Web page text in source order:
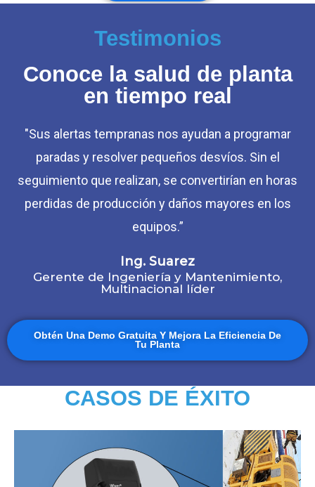
Testimonios
Conoce la salud de planta
en tiempo real
"Sus alertas tempranas nos ayudan a programar
paradas y resolver pequeños desvíos. Sin el
seguimiento que realizan, se convertirían en horas
perdidas de producción y daños mayores en los
equipos.”
Ing. Suarez
Gerente de Ingeniería y Mantenimiento,
Multinacional líder
Obtén Una Demo Gratuita Y Mejora La Eficiencia De
Tu Planta
CASOS DE ÉXITO